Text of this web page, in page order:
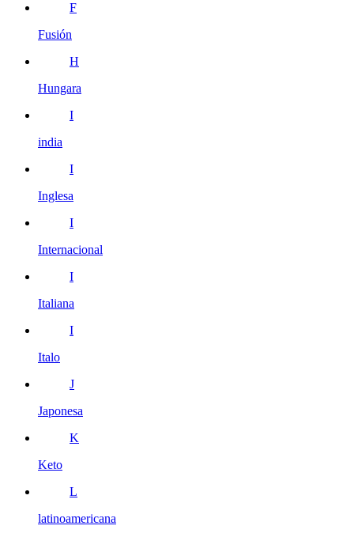
F
Fusión
H
Hungara
I
india
I
Inglesa
I
Internacional
I
Italiana
I
Italo
J
Japonesa
K
Keto
L
latinoamericana